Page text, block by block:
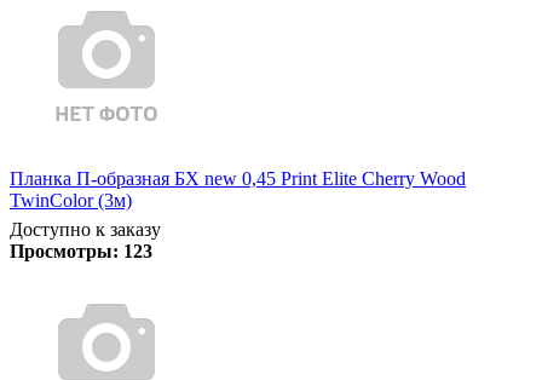
Планка П-образная БХ new 0,45 Print Elite Cherry Wood
TwinColor (3м)
Доступно к заказу
Просмотры: 123